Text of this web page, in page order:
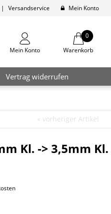
| Versandservice Mein Konto
Mein Konto
0
Warenkorb
Vertrag widerrufen
« vorheriger Artikel
Kl. -> 3,5mm